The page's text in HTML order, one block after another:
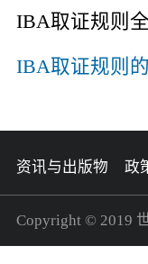
IBA取证规则
IBA取证规则的
资讯与出版物 政
Copyright © 2019